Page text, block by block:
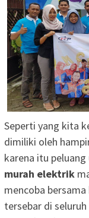
Seperti yang kita
dimiliki oleh
karena itu
murah elektrik
mencoba
tersebar di